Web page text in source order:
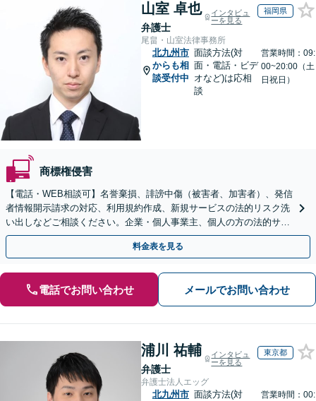
山室 卓也
弁護士
インタビュ
ーを見る
福岡県
尾畠・山室法律事務所
北九州市
からも相
談受付中
面談方法(対
面・電話・ビデ
オなど)は応相
談
営業時間：09:
00~20:00（土
日祝日）
商標権侵害
【電話・WEB相談可】名誉棄損、誹謗中傷（被害者、加害者）、発信
者情報開示請求の対応、利用規約作成、新規サービスの法的リスク洗
い出しなどご相談ください。企業・個人事業主、個人の方の法的サポ
ートをいたします【スポット相談可】
料金表を見る
電話でお問い合わせ メールでお問い合わせ
浦川 祐輔
弁護士
インタビュ
ーを見る
東京都
弁護士法人エッグ
北九州市 面談方法(対
営業時間：00: